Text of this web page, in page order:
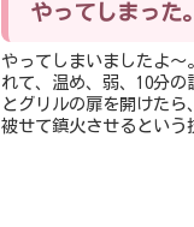
やってしまった
やってしまいましたよ
れて、温め、弱、10分
とグリルの扉を開けた
被せて鎮火させるとい